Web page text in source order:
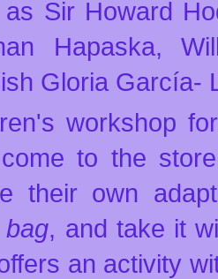
Sir Howard
Hapaska,
Gloria García-
workshop
to the
their own
, and take it
an activity